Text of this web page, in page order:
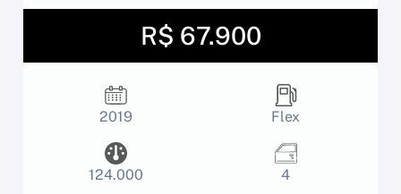
R$ 67.900
2019 Flex
124.000 4